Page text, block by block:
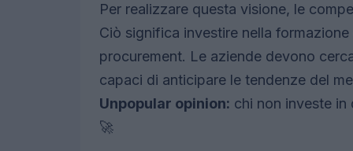
Per realizzare questa visione, le
Ciò significa investire nella
procurement. Le aziende devono
capaci di anticipare le tendenze del
Unpopular opinion: chi non investe
🚀